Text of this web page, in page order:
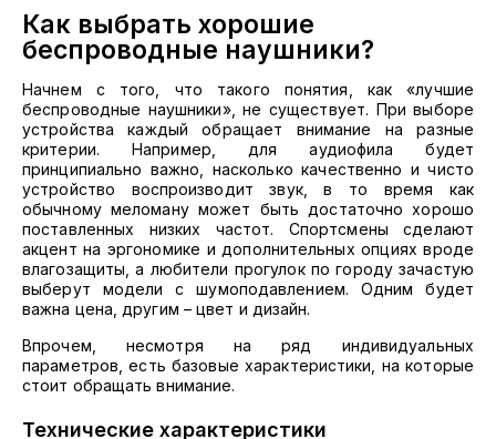
Как выбрать хорошие
беспроводные наушники?
Начнем с того, что такого понятия, как «лучшие
беспроводные наушники», не существует. При выборе
устройства каждый обращает внимание на разные
критерии. Например, для аудиофила будет
принципиально важно, насколько качественно и чисто
устройство воспроизводит звук, в то время как
обычному меломану может быть достаточно хорошо
поставленных низких частот. Спортсмены сделают
акцент на эргономике и дополнительных опциях вроде
влагозащиты, а любители прогулок по городу зачастую
выберут модели с шумоподавлением. Одним будет
важна цена, другим – цвет и дизайн.
Впрочем, несмотря на ряд индивидуальных
параметров, есть базовые характеристики, на которые
стоит обращать внимание.
Технические характеристики